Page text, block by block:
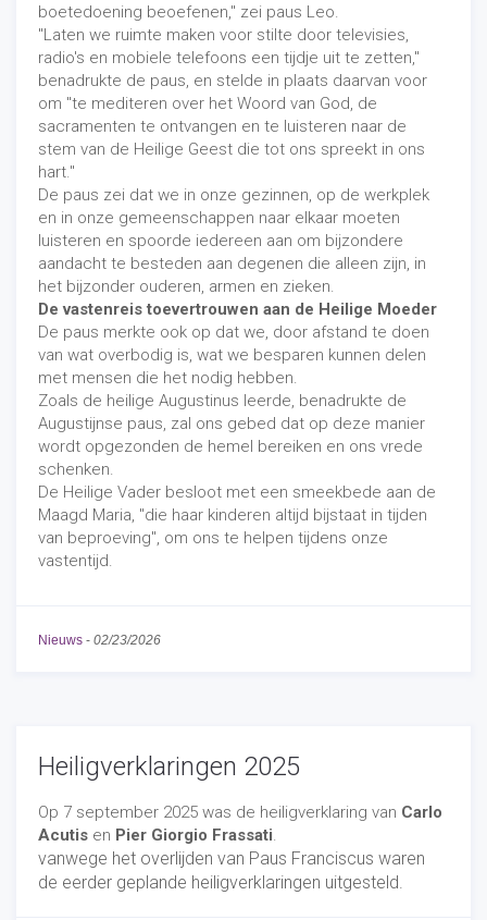
boetedoening beoefenen," zei paus Leo.
"Laten we ruimte maken voor stilte door televisies,
radio's en mobiele telefoons een tijdje uit te zetten,"
benadrukte de paus, en stelde in plaats daarvan voor
om "te mediteren over het Woord van God, de
sacramenten te ontvangen en te luisteren naar de
stem van de Heilige Geest die tot ons spreekt in ons
hart."
De paus zei dat we in onze gezinnen, op de werkplek
en in onze gemeenschappen naar elkaar moeten
luisteren en spoorde iedereen aan om bijzondere
aandacht te besteden aan degenen die alleen zijn, in
het bijzonder ouderen, armen en zieken.
De vastenreis toevertrouwen aan de Heilige Moeder
De paus merkte ook op dat we, door afstand te doen
van wat overbodig is, wat we besparen kunnen delen
met mensen die het nodig hebben.
Zoals de heilige Augustinus leerde, benadrukte de
Augustijnse paus, zal ons gebed dat op deze manier
wordt opgezonden de hemel bereiken en ons vrede
schenken.
De Heilige Vader besloot met een smeekbede aan de
Maagd Maria, "die haar kinderen altijd bijstaat in tijden
van beproeving", om ons te helpen tijdens onze
vastentijd.
Nieuws - 02/23/2026
Heiligverklaringen 2025
Op 7 september 2025 was de heiligverklaring van Carlo
Acutis en Pier Giorgio Frassati.
vanwege het overlijden van Paus Franciscus waren
de eerder geplande heiligverklaringen uitgesteld.